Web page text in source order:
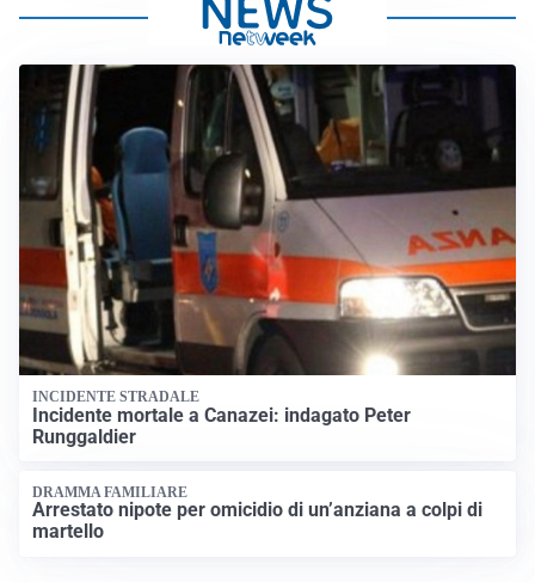
INCIDENTE STRADALE
Incidente mortale a Canazei: indagato Peter
Runggaldier
DRAMMA FAMILIARE
Arrestato nipote per omicidio di un’anziana a colpi di
martello